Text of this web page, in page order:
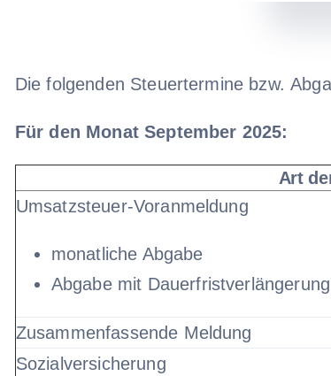
Die folgenden Steuertermine bzw.
Für den Monat September 2025:
Art
Umsatzsteuer-Voranmeldung
monatliche Abgabe
Abgabe mit Dauerfristverlängerung
Zusammenfassende Meldung
Sozialversicherung